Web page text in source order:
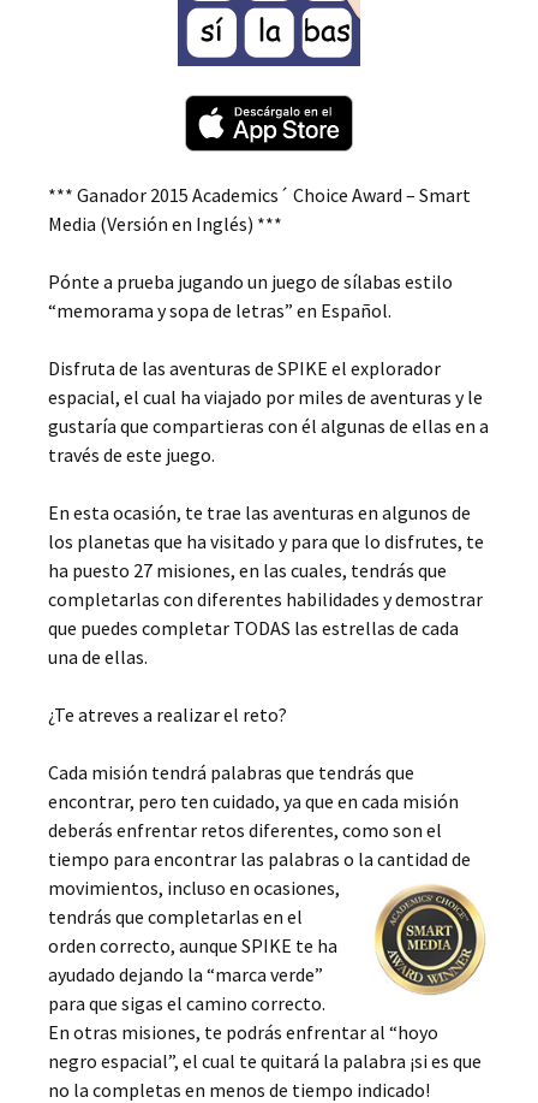
*** Ganador 2015 Academics´ Choice Award – Smart
Media (Versión en Inglés) ***
Pónte a prueba jugando un juego de sílabas estilo
“memorama y sopa de letras” en Español.
Disfruta de las aventuras de SPIKE el explorador
espacial, el cual ha viajado por miles de aventuras y le
gustaría que compartieras con él algunas de ellas en a
través de este juego.
En esta ocasión, te trae las aventuras en algunos de
los planetas que ha visitado y para que lo disfrutes, te
ha puesto 27 misiones, en las cuales, tendrás que
completarlas con diferentes habilidades y demostrar
que puedes completar TODAS las estrellas de cada
una de ellas.
¿Te atreves a realizar el reto?
Cada misión tendrá palabras que tendrás que
encontrar, pero ten cuidado, ya que en cada misión
deberás enfrentar retos diferentes, como son el
tiempo para encontrar las palabras o la cantidad de
movimientos, incluso en ocasiones,
tendrás que completarlas en el
orden correcto, aunque SPIKE te ha
ayudado dejando la “marca verde”
para que sigas el camino correcto.
En otras misiones, te podrás enfrentar al “hoyo
negro espacial”, el cual te quitará la palabra ¡si es que
no la completas en menos de tiempo indicado!